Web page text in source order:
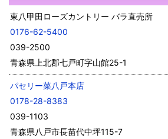
東八甲田ローズカントリー バラ直売所
0176-62-5400
039-2500
青森県上北郡七戸町字山館25-1
パセリー菜八戸本店
0178-28-8383
039-1103
青森県八戸市長苗代中坪115-7